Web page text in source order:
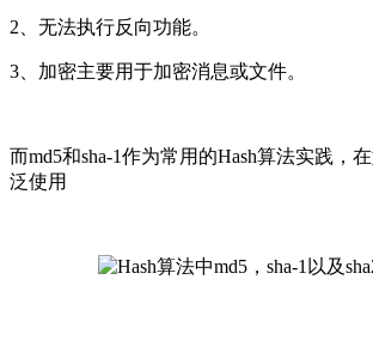
2、无法执行反向功能。
3、加密主要用于加密消息或文件。
而md5和sha-1作为常用的Hash算法实践，
泛使用